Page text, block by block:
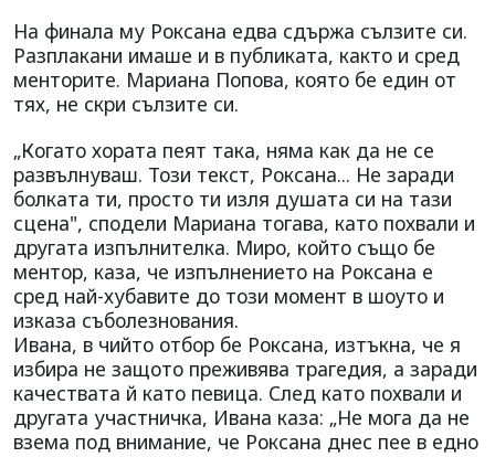
На финала му Роксана едва сдържа сълзите си.
Разплакани имаше и в публиката, както и сред
менторите. Мариана Попова, която бе един от
тях, не скри сълзите си.
„Когато хората пеят така, няма как да не се
развълнуваш. Този текст, Роксана... Не заради
болката ти, просто ти изля душата си на тази
сцена", сподели Мариана тогава, като похвали и
другата изпълнителка. Миро, който също бе
ментор, каза, че изпълнението на Роксана е
сред най-хубавите до този момент в шоуто и
изказа съболезнования.
Ивана, в чийто отбор бе Роксана, изтъкна, че я
избира не защото преживява трагедия, а заради
качествата й като певица. След като похвали и
другата участничка, Ивана каза: „Не мога да не
взема под внимание, че Роксана днес пее в едно